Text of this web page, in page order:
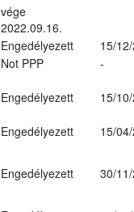
vége
2022.09.16.
Engedélyezett
15/
Not PPP
-
Engedélyezett 15/
Engedélyezett
15/
Engedélyezett 30/